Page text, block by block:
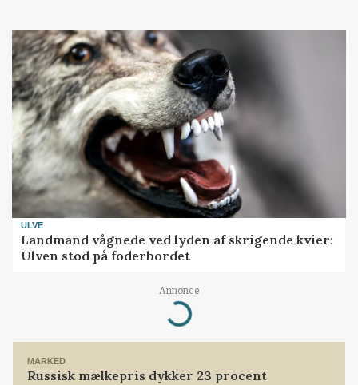
ULVE
Landmand vågnede ved lyden af skrigende kvier:
Ulven stod på foderbordet
Annonce
Loading...
MARKED
Russisk mælkepris dykker 23 procent